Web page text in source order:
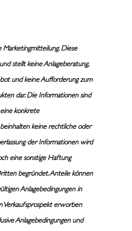
Diese
stellt keine Anlageberatung,
und keine Aufforderung zum
dar. Die Informationen sind
konkrete
keine rechtliche oder
der Informationen wird
eine sonstige Haftung
begründet. Anteile können
Anlagebedingungen in
Verkaufsprospekt erworben
Anlagebedingungen und